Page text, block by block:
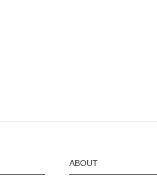
ABOUT